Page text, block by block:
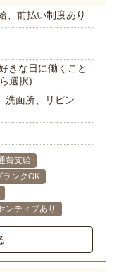
、前払い制度あり
きな日に働くこと
選択)
洗面所、リビン
費支給
ランクOK
ンティブあり